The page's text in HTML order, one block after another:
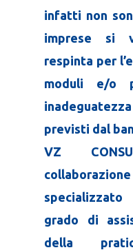
infatti non
imprese si
respinta per
moduli e/o
previsti dal
VZ
grado di
della